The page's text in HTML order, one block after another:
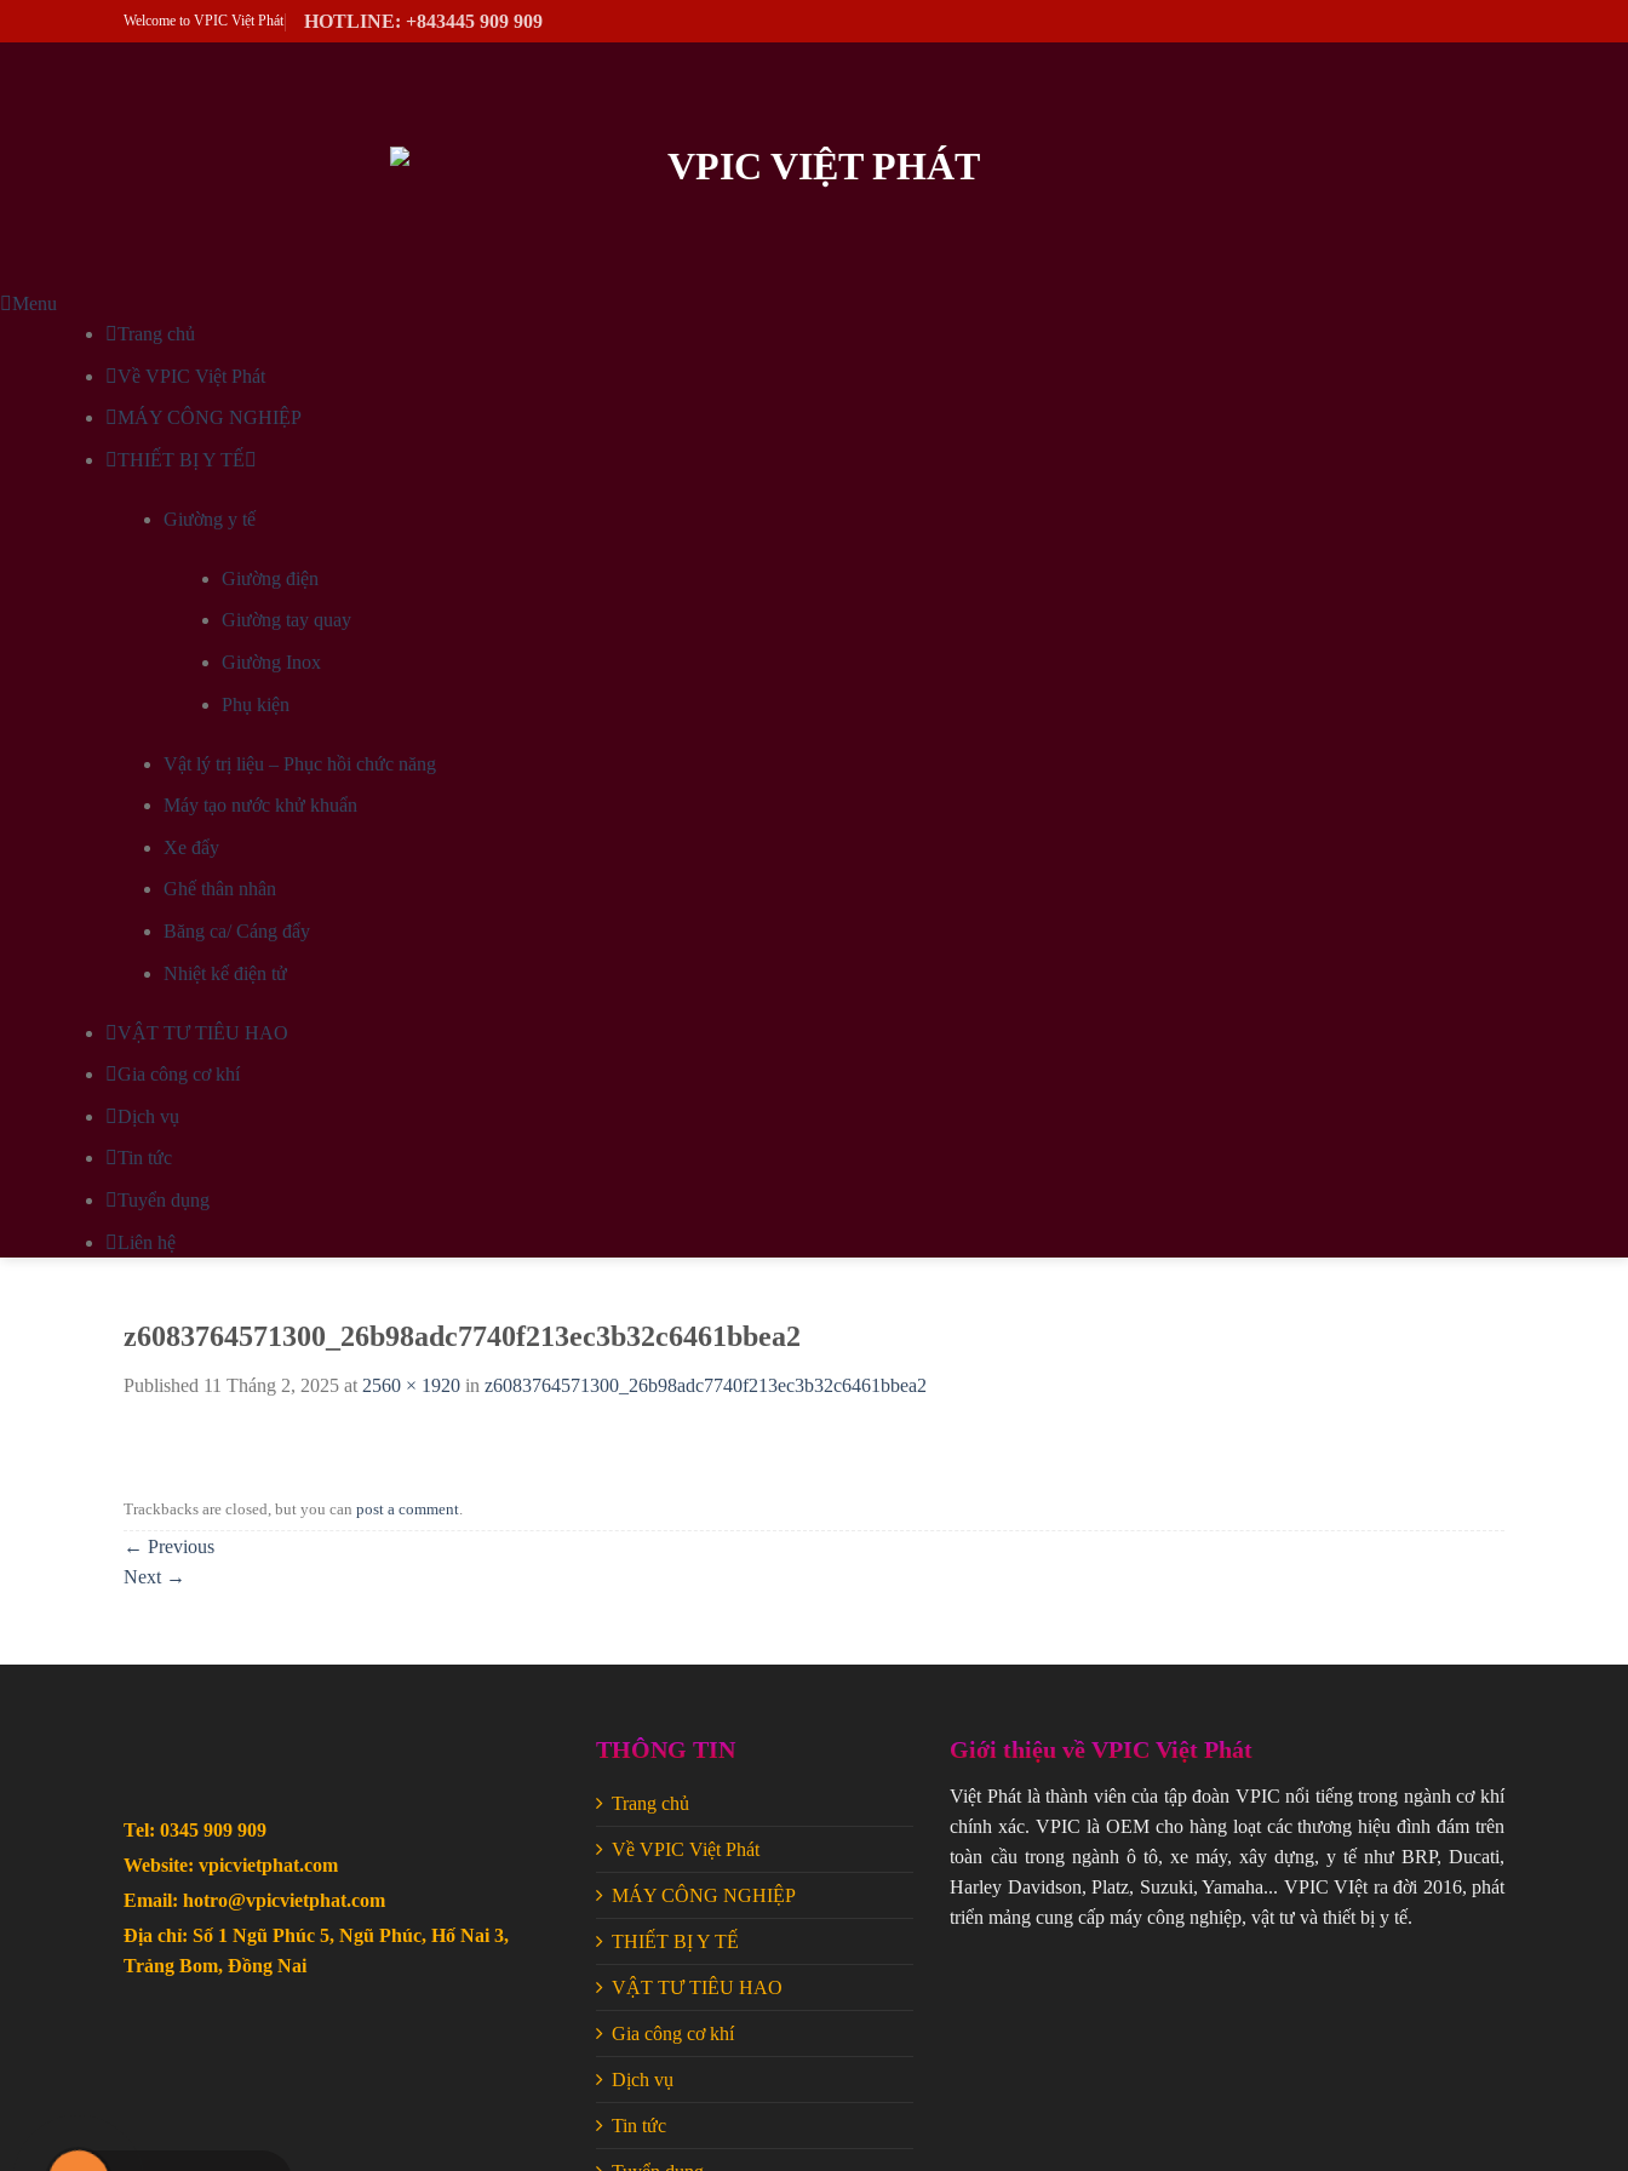
to
Welcome to VPIC Việt Phát HOTLINE: +843445 909 909
Menu
Trang chủ
Về VPIC Việt Phát
MÁY CÔNG NGHIỆP
THIẾT BỊ Y TẾ
Giường y tế
Giường điện
Giường tay quay
Giường Inox
Phụ kiện
Vật lý trị liệu – Phục hồi chức năng
Máy tạo nước khử khuẩn
Xe đẩy
Ghế thân nhân
Băng ca/ Cáng đẩy
Nhiệt kế điện tử
VẬT TƯ TIÊU HAO
Gia công cơ khí
Dịch vụ
Tin tức
Tuyển dụng
Liên hệ
z6083764571300_26b98adc7740f213ec3b32c6461bbea2
Published 11 Tháng 2, 2025 at 2560 × 1920 in z6083764571300_26b98adc7740f213ec3b32c6461bbea2
Trackbacks are closed, but you can post a comment
← Previous
Next →
Tel: 0345 909 909
Website: vpicvietphat.com
Email: hotro@vpicvietphat.com
Địa chỉ: Số 1 Ngũ Phúc 5, Ngũ Phúc, Hố Nai 3,
Trảng Bom, Đồng Nai
THÔNG TIN
Trang chủ
Về VPIC Việt Phát
MÁY CÔNG NGHIỆP
THIẾT BỊ Y TẾ
VẬT TƯ TIÊU HAO
Gia công cơ khí
Dịch vụ
Tin tức
Giới thiệu về VPIC Việt Phát
Việt Phát là thành viên của tập đoàn VPIC nổi tiếng trong ngành cơ khí
chính xác. VPIC là OEM cho hàng loạt các thương hiệu đình đám trên
toàn cầu trong ngành ô tô, xe máy, xây dựng, y tế như BRP, Ducati,
Harley Davidson, Platz, Suzuki, Yamaha... VPIC VIệt ra đời 2016, phát
triển mảng cung cấp máy công nghiệp, vật tư và thiết bị y tế.